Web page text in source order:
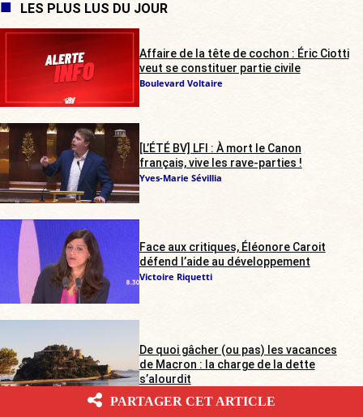
LES PLUS LUS DU JOUR
Affaire de la tête de cochon : Éric Ciotti
veut se constituer partie civile
Boulevard Voltaire
[L’ÉTÉ BV] LFI : À mort le Canon
français, vive les rave-parties !
Yves-Marie Sévillia
Face aux critiques, Éléonore Caroit
défend l’aide au développement
Victoire Riquetti
De quoi gâcher (ou pas) les vacances
de Macron : la charge de la dette
s’alourdit
Georges Michel
PARTAGER CET ARTICLE